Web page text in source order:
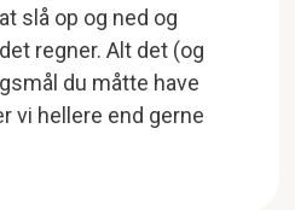
slå op og ned og
regner. Alt det (og
du måtte have
vi hellere end gerne